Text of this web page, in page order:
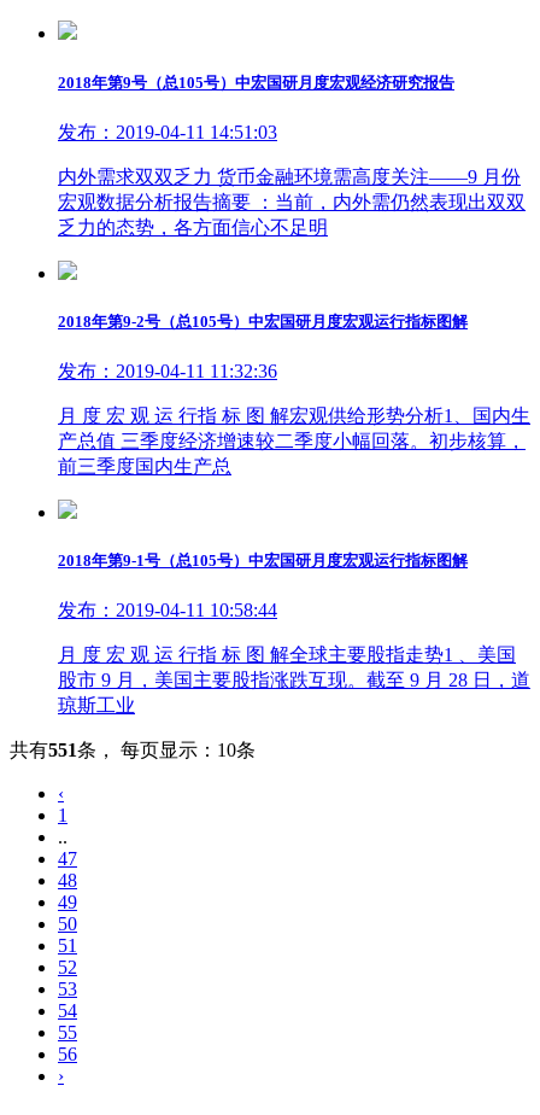
2018年第9号（总105号）中宏国研月度宏观经济研究报告
发布：2019-04-11 14:51:03
内外需求双双乏力 货币金融环境需高度关注——9 月份
宏观数据分析报告摘要 ：当前，内外需仍然表现出双双
乏力的态势，各方面信心不足明
2018年第9-2号（总105号）中宏国研月度宏观运行指标图解
发布：2019-04-11 11:32:36
月 度 宏 观 运 行指 标 图 解宏观供给形势分析1、国内生
产总值 三季度经济增速较二季度小幅回落。初步核算，
前三季度国内生产总
2018年第9-1号（总105号）中宏国研月度宏观运行指标图解
发布：2019-04-11 10:58:44
月 度 宏 观 运 行指 标 图 解全球主要股指走势1 、美国
股市 9 月，美国主要股指涨跌互现。截至 9 月 28 日，道
琼斯工业
共有551条 ， 每页显示：10条
‹
1
..
47
48
49
50
51
52
53
54
55
56
›